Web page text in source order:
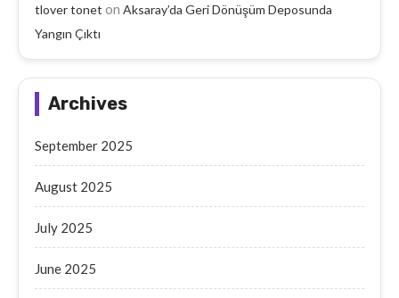
tlover tonet on Aksaray’da Geri Dönüşüm Deposunda
Yangın Çıktı
Archives
September 2025
August 2025
July 2025
June 2025